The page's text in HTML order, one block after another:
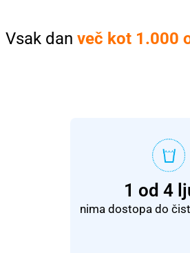
Vsak dan več kot 1.000
1 od 4
nima dostopa do